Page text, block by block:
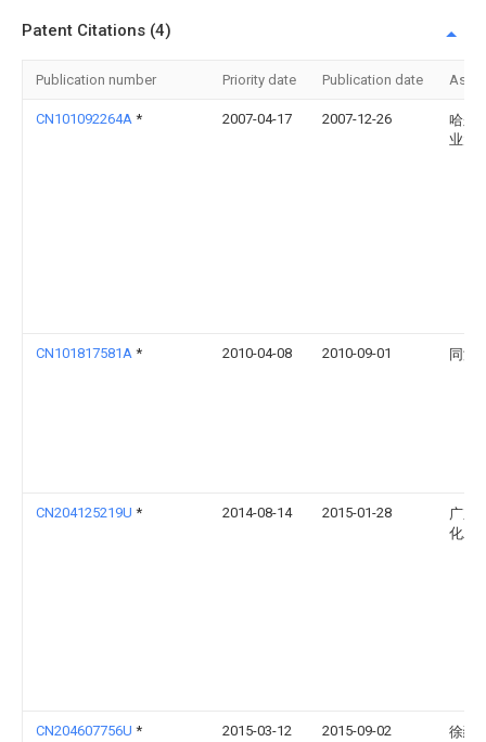
Patent Citations (4)
Publication number Priority date Publication date
CN101092264A * 2007-04-17 2007-12-26
哈尔
业大
CN101817581A * 2010-04-08 2010-09-01 同济
CN204125219U * 2014-08-14 2015-01-28
广东
化工
CN204607756U * 2015-03-12 2015-09-02 徐颋